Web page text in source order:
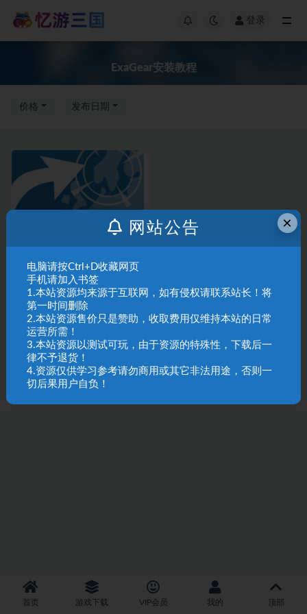
登录
ExaGear安装教程
价格 发布日期
问题解决
戏安装
三国群英传1-7手机版ExaGear
安装教程
2.1K 20
SQL 请求数：32 次
首页 游戏下载 VIP会员 我的 顶部
×
网站公告
电脑请按Ctrl+D收藏网页
手机请加入书签
1.本站资源均来源于互联网，如有侵权请联系站长！将
第一时间删除
2.本站资源售价只是赞助，收取费用仅维持本站的日常
运营所需！
3.本站资源以测试可玩，由于资源的特殊性，下载后一
律不予退货！
4.资源仅供学习参考请勿商用或其它非法用途，否则一
切后果用户自负！